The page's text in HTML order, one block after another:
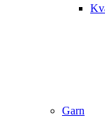
Garn